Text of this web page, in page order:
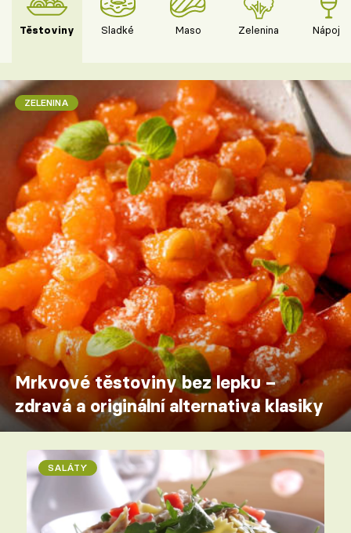
Těstoviny Sladké Maso Zelenina Nápoje
ZELENINA
Mrkvové těstoviny bez lepku –
zdravá a originální alternativa klasiky
SALÁTY